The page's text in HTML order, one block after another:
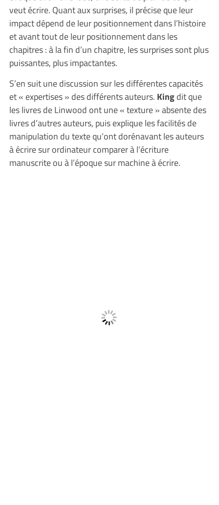
veut écrire. Quant aux surprises, il précise que leur
impact dépend de leur positionnement dans l’histoire
et avant tout de leur positionnement dans les
chapitres : à la fin d’un chapitre, les surprises sont plus
puissantes, plus impactantes.
S’en suit une discussion sur les différentes capacités
et « expertises » des différents auteurs. Kingdit que
les livres de Linwood ont une « texture » absente des
livres d’autres auteurs, puis explique les facilités de
manipulation du texte qu’ont dorénavant les auteurs
à écrire sur ordinateur comparer à l’écriture
manuscrite ou à l’époque sur machine à écrire.